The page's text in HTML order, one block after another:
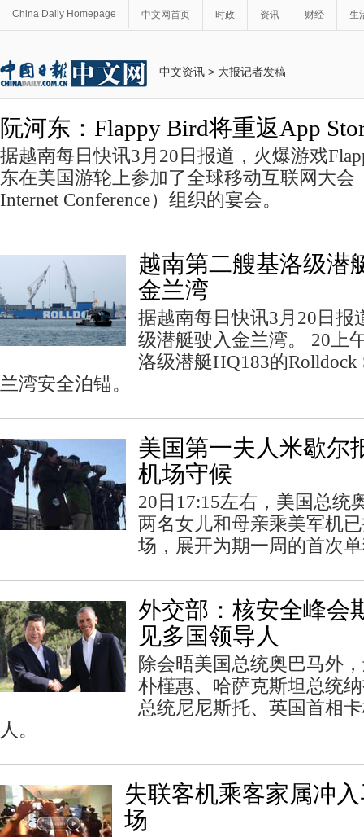
China Daily Homepage 中文网首页 时政 资讯 财经 生
中文资讯 > 大报记者发稿
阮河东：Flappy Bird将重返App
据越南每日快讯3月20日报道，火爆游戏
东在美国游轮上参加了全球移动互联网大会
Internet Conference）组织的宴会。
越南第二艘基洛级潜
金兰湾
据越南每日快讯3月20日报
级潜艇驶入金兰湾。 20上
洛级潜艇HQ183的
兰湾安全泊锚。
美国第一夫人米歇尔
机场守候
20日17:15左右，美国总统
两名女儿和母亲乘美军机
场，展开为期一周的首次
外交部：核安全峰会
见多国领导人
除会晤美国总统奥巴马外
朴槿惠、哈萨克斯坦总统
总统尼尼斯托、英国首相
人。
失联客机乘客家属冲
场